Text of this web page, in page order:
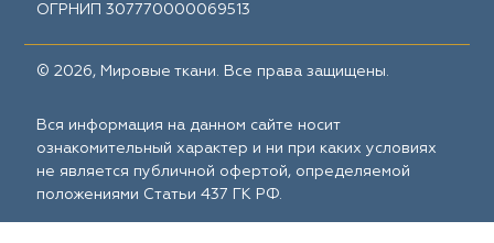
ОГРНИП 307770000069513
© 2026, Мировые ткани. Все права защищены.
Вся информация на данном сайте носит
ознакомительный характер и ни при каких условиях
не является публичной офертой, определяемой
положениями Статьи 437 ГК РФ.